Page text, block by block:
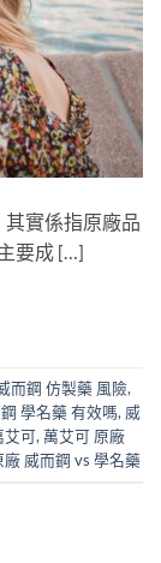
實係指原廠品
要成 […]
而鋼 仿製藥 風險,
學名藥 有效嗎, 威
艾可,萬艾可 原廠
廠 威而鋼 vs 學名藥